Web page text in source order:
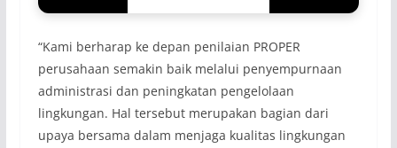
“Kami berharap ke depan penilaian PROPER
perusahaan semakin baik melalui penyempurnaan
administrasi dan peningkatan pengelolaan
lingkungan. Hal tersebut merupakan bagian dari
upaya bersama dalam menjaga kualitas lingkungan